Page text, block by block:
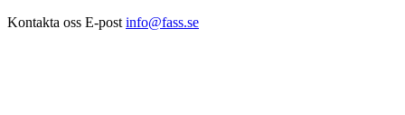
Kontakta oss E-post info@fass.se